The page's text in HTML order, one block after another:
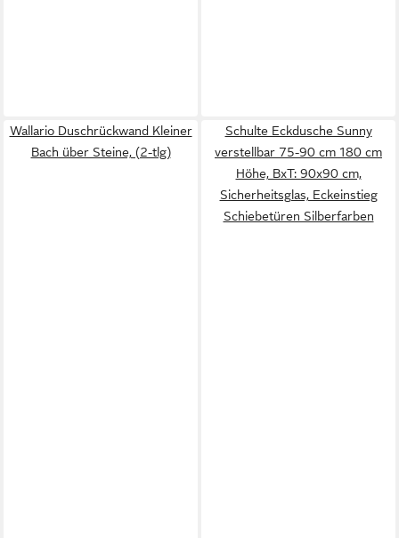
Wallario Duschrückwand Kleiner
Bach über Steine, (2-tlg)
Schulte Eckdusche Sunny
verstellbar 75-90 cm 180 cm
Höhe, BxT: 90x90 cm,
Sicherheitsglas, Eckeinstieg
Schiebetüren Silberfarben